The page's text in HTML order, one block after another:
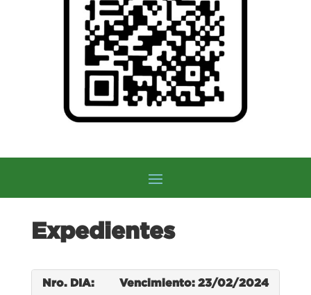
Expedientes
Nro. DIA: Vencimiento: 23/02/2024